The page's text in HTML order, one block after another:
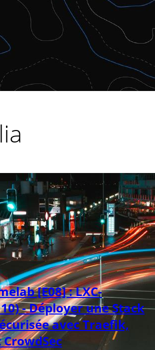
[E08] : LXC-
- Déployer une Stack
avec Traefik,